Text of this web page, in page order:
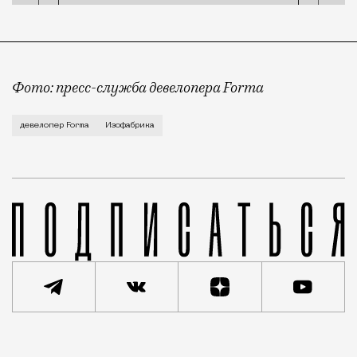
Фото: пресс-служба девелопера Forma
Корпус скульптуры и лепки Изофабрики на
девелопер Forma Изофабрика